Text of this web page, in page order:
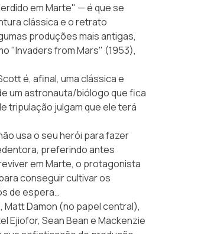
em Marte" — é que se
clássica e o retrato
produções mais antigas,
"Invaders from Mars" (1953),
é, afinal, uma clássica e
um astronauta/biólogo que fica
tripulação julgam que ele terá
usa o seu herói para fazer
preferindo antes
em Marte, o protagonista
conseguir cultivar os
de espera…
Matt Damon (no papel central),
Ejiofor, Sean Bean e Mackenzie